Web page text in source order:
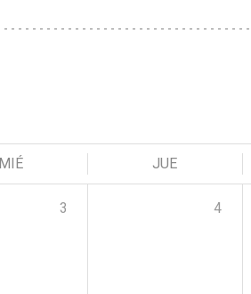
MIÉ JUE
3 4